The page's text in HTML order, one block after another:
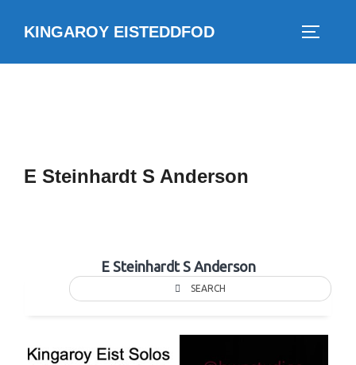
KINGAROY EISTEDDFOD
E Steinhardt S Anderson
E Steinhardt S Anderson
SEARCH